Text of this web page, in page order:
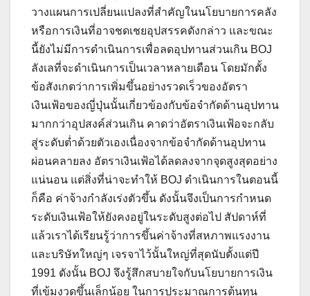
วางแผนการเปลี่ยนแปลงที่สำคัญในนโยบายการคลัง
หรือการเงินที่อาจชดเชยอุปสรรคดังกล่าว และขณะ
นี้ยังไม่มีการดำเนินการเพื่อลดอุปทานส่วนเกิน BOJ
ลังเลที่จะดำเนินการเป็นเวลาหลายเดือน โดยมักตั้ง
ข้อสังเกตว่าการเพิ่มขึ้นอย่างรวดเร็วของอัตรา
เงินเฟ้อของญี่ปุ่นนั้นเกี่ยวข้องกับข้อจำกัดด้านอุปทาน
มากกว่าอุปสงค์ส่วนเกิน คาดว่าอัตราเงินเฟ้อจะกลับ
สู่ระดับต่ำด้วยตัวเองเนื่องจากข้อจำกัดด้านอุปทาน
ผ่อนคลายลง อัตราเงินเฟ้อได้ลดลงจากจุดสูงสุดอย่าง
แน่นอน แต่สิ่งที่น่าจะทำให้ BOJ ดำเนินการในตอนนี้
ก็คือ ค่าจ้างกำลังเร่งตัวขึ้น ดังนั้นจึงเป็นการกำหนด
ระดับเงินเฟ้อให้ยังคงอยู่ในระดับสูงต่อไป สัปดาห์ที่
แล้วเราได้เรียนรู้ว่าการขึ้นค่าจ้างที่สหภาพแรงงาน
และบริษัทใหญ่ๆ เจรจาไว้นั้นใหญ่ที่สุดนับตั้งแต่ปี
1991 ดังนั้น BOJ จึงรู้สึกสบายใจกับนโยบายการเงิน
ที่เข้มงวดขึ้นเล็กน้อย ในการประมาณการต้นทุน